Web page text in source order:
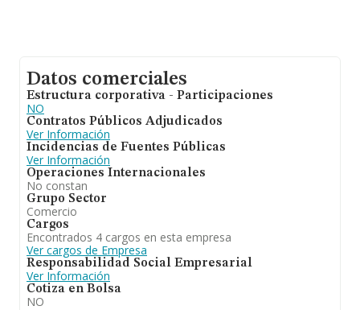
Datos comerciales
Estructura corporativa - Participaciones
NO
Contratos Públicos Adjudicados
Ver Información
Incidencias de Fuentes Públicas
Ver Información
Operaciones Internacionales
No constan
Grupo Sector
Comercio
Cargos
Encontrados 4 cargos en esta empresa
Ver cargos de Empresa
Responsabilidad Social Empresarial
Ver Información
Cotiza en Bolsa
NO